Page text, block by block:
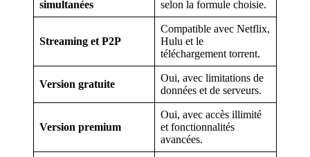
simultanées selon la formule choisie.
Streaming et P2P
Compatible avec Netflix,
Hulu et le
téléchargement torrent.
Version gratuite
Oui, avec limitations de
données et de serveurs.
Version premium
Oui, avec accès illimité
et fonctionnalités
avancées.